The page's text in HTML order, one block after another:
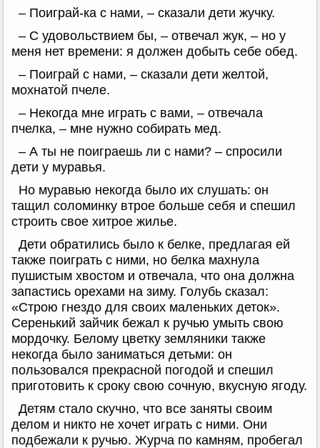
– Поиграй-ка с нами, – сказали дети жучку.
– С удовольствием бы, – отвечал жук, – но у
меня нет времени: я должен добыть себе обед.
– Поиграй с нами, – сказали дети желтой,
мохнатой пчеле.
– Некогда мне играть с вами, – отвечала
пчелка, – мне нужно собирать мед.
– А ты не поиграешь ли с нами? – спросили
дети у муравья.
Но муравью некогда было их слушать: он
тащил соломинку втрое больше себя и спешил
строить свое хитрое жилье.
Дети обратились было к белке, предлагая ей
также поиграть с ними, но белка махнула
пушистым хвостом и отвечала, что она должна
запастись орехами на зиму. Голубь сказал:
«Строю гнездо для своих маленьких деток».
Серенький зайчик бежал к ручью умыть свою
мордочку. Белому цветку земляники также
некогда было заниматься детьми: он
пользовался прекрасной погодой и спешил
приготовить к сроку свою сочную, вкусную ягоду.
Детям стало скучно, что все заняты своим
делом и никто не хочет играть с ними. Они
подбежали к ручью. Журча по камням, пробегал